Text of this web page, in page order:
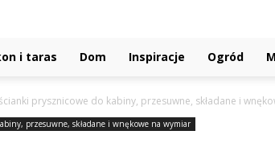
i taras Dom Inspiracje Ogród
prysznicowe do kabiny, przesuwne, składane i
przesuwne, składane i wnękowe na wymiar